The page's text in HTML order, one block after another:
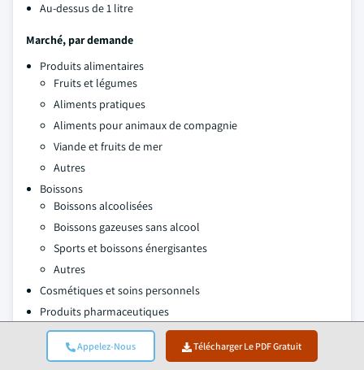
Appelez-Nous Télécharger Le PDF Gratuit
Au-dessus de 1 litre
Marché, par demande
Produits alimentaires
Fruits et légumes
Aliments pratiques
Aliments pour animaux de compagnie
Viande et fruits de mer
Autres
Boissons
Boissons alcoolisées
Boissons gazeuses sans alcool
Sports et boissons énergisantes
Autres
Cosmétiques et soins personnels
Produits pharmaceutiques
Autres
Les informations ci-dessus sont fournies pour les régions et les